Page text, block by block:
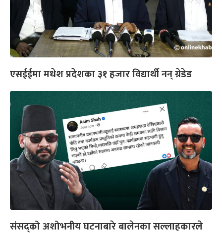
एसईईमा मधेश प्रदेशका ३१ हजार विद्यार्थी नन् ग्रेडेड
संसद्को अशोभनीय घटनाबारे बालेनका सल्लाहकारले